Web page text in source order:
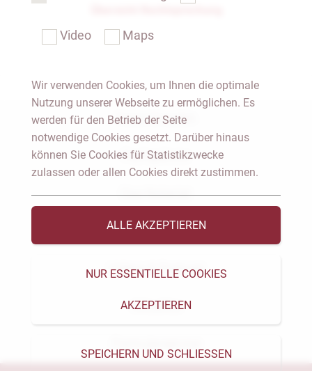
Notar Dresden
Fachgebiete
Das Notariat
Vorträge & Veröffentlichungen
Videos & Podcast
Aktuelles
Video Maps
Wir verwenden Cookies, um Ihnen die optimale
Nutzung unserer Webseite zu ermöglichen. Es
werden für den Betrieb der Seite
notwendige Cookies gesetzt. Darüber hinaus
können Sie Cookies für Statistikzwecke
zulassen oder allen Cookies direkt zustimmen.
ALLE AKZEPTIEREN
NUR ESSENTIELLE COOKIES
AKZEPTIEREN
SPEICHERN UND SCHLIESSEN